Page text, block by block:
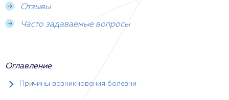
Отзывы
Часто задаваемые вопросы
Оглавление
Причины возникновения болезни